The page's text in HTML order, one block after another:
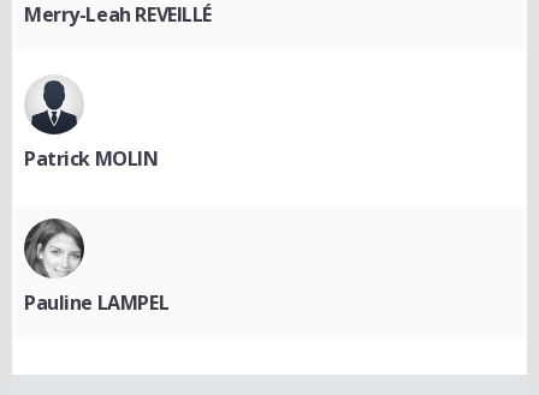
Merry-Leah REVEILLÉ
Patrick MOLIN
Pauline LAMPEL